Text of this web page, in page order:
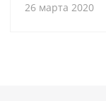
26 марта 2020